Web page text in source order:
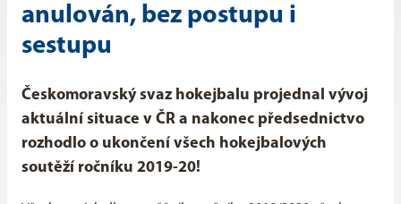
anulován, bez postupu i
sestupu
Českomoravský svaz hokejbalu projednal vývoj
aktuální situace v ČR a nakonec předsednictvo
rozhodlo o ukončení všech hokejbalových
soutěží ročníku 2019-20!